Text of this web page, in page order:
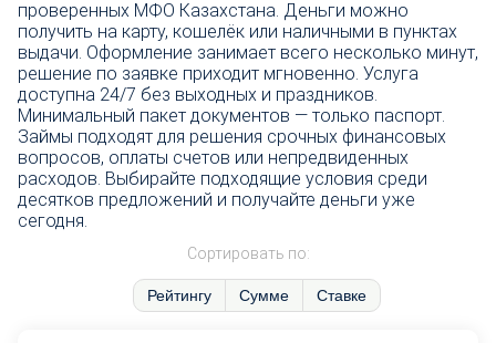
проверенных МФО Казахстана. Деньги можно
получить на карту, кошелёк или наличными в пунктах
выдачи. Оформление занимает всего несколько минут,
решение по заявке приходит мгновенно. Услуга
доступна 24/7 без выходных и праздников.
Минимальный пакет документов — только паспорт.
Займы подходят для решения срочных финансовых
вопросов, оплаты счетов или непредвиденных
расходов. Выбирайте подходящие условия среди
десятков предложений и получайте деньги уже
сегодня.
Сортировать по:
Рейтингу Сумме Ставке